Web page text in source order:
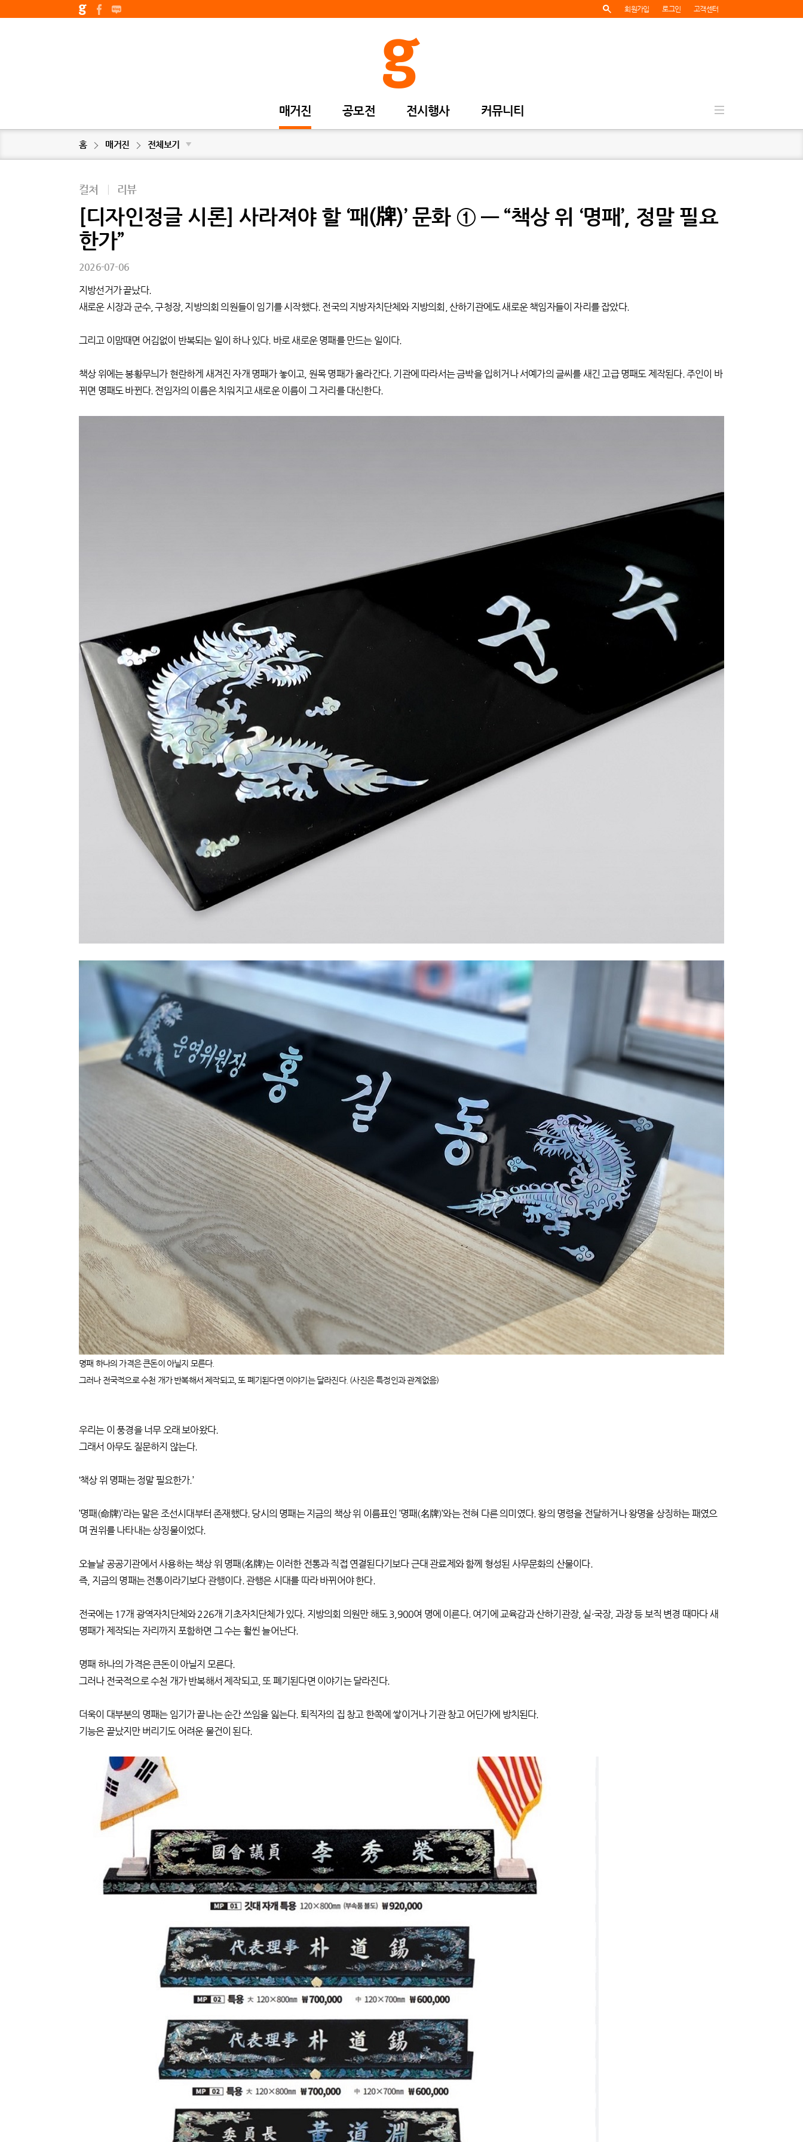
회원가입 로그인 고객센터
매거진 공모전 전시행사 커뮤니티
홈 매거진 전체보기 ▼
컬쳐 리뷰
[디자인정글 시론] 사라져야 할 ‘패(牌)’ 문화 ① — “책상 위 ‘명패’, 정말 필요
한가”
2026-07-06
지방선거가 끝났다.
새로운 시장과 군수, 구청장, 지방의회 의원들이 임기를 시작했다. 전국의 지방자치단체와 지방의회, 산하기관에도 새로운 책임자들이 자리를 잡았다.
그리고 이맘때면 어김없이 반복되는 일이 하나 있다. 바로 새로운 명패를 만드는 일이다.
책상 위에는 봉황무늬가 현란하게 새겨진 자개 명패가 놓이고, 원목 명패가 올라간다. 기관에 따라서는 금박을 입히거나 서예가의 글씨를 새긴 고급 명패도 제작된다. 주인이 바
뀌면 명패도 바뀐다. 전임자의 이름은 치워지고 새로운 이름이 그 자리를 대신한다.
명패 하나의 가격은 큰돈이 아닐지 모른다.
그러나 전국적으로 수천 개가 반복해서 제작되고, 또 폐기된다면 이야기는 달라진다. (사진은 특정인과 관계없음)
우리는 이 풍경을 너무 오래 보아왔다.
그래서 아무도 질문하지 않는다.
‘책상 위 명패는 정말 필요한가.’
’명패(命牌)’라는 말은 조선시대부터 존재했다. 당시의 명패는 지금의 책상 위 이름표인 ’명패(名牌)’와는 전혀 다른 의미였다. 왕의 명령을 전달하거나 왕명을 상징하는 패였으
며 권위를 나타내는 상징물이었다.
오늘날 공공기관에서 사용하는 책상 위 명패(名牌)는 이러한 전통과 직접 연결된다기보다 근대 관료제와 함께 형성된 사무문화의 산물이다.
즉, 지금의 명패는 전통이라기보다 관행이다. 관행은 시대를 따라 바뀌어야 한다.
전국에는 17개 광역자치단체와 226개 기초자치단체가 있다. 지방의회 의원만 해도 3,900여 명에 이른다. 여기에 교육감과 산하기관장, 실·국장, 과장 등 보직 변경 때마다 새
명패가 제작되는 자리까지 포함하면 그 수는 훨씬 늘어난다.
명패 하나의 가격은 큰돈이 아닐지 모른다.
그러나 전국적으로 수천 개가 반복해서 제작되고, 또 폐기된다면 이야기는 달라진다.
더욱이 대부분의 명패는 임기가 끝나는 순간 쓰임을 잃는다. 퇴직자의 집 창고 한쪽에 쌓이거나 기관 창고 어딘가에 방치된다.
기능은 끝났지만 버리기도 어려운 물건이 된다.